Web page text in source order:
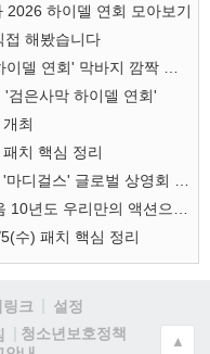
2026 하이델 연회 모아보기
접 해봤습니다
검은사막 하이델 연회'
최
치 핵심 정리
수) 패치 핵심 정리
링크
설정
청소년보호정책
▲